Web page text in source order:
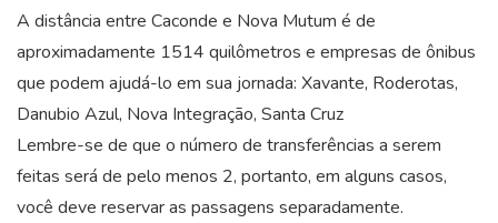
A distância entre Caconde e Nova Mutum é de
aproximadamente 1514 quilômetros e empresas de ônibus
que podem ajudá-lo em sua jornada: Xavante, Roderotas,
Danubio Azul, Nova Integração, Santa Cruz
Lembre-se de que o número de transferências a serem
feitas será de pelo menos 2, portanto, em alguns casos,
você deve reservar as passagens separadamente.